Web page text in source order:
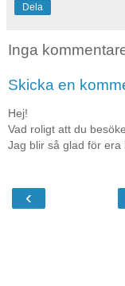
Dela
Inga
Skicka en
Hej!
Vad roligt att du
Jag blir så glad för era
‹